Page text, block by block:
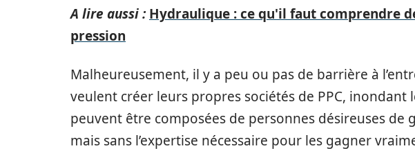
A lire aussi : Hydraulique : ce qu'il faut comprendre
pression
Malheureusement, il y a peu ou pas de barrière à
veulent créer leurs propres sociétés de PPC, inondant
peuvent être composées de personnes désireuses de
mais sans l’expertise nécessaire pour les gagner